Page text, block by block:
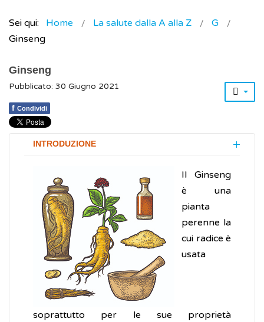
Sei qui: Home La salute dalla A alla Z
G
Ginseng
Ginseng
Pubblicato: 30 Giugno 2021
f Condividi
INTRODUZIONE
Il Ginseng
è una
pianta
perenne la
cui radice è
usata
soprattutto per le sue proprietà